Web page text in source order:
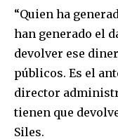
To subscribe, simply
or click the subscribe
your privacy and
safe with us.
“Quien ha
han generado el
devolver ese
públicos. Es el
director
tienen que
Siles.